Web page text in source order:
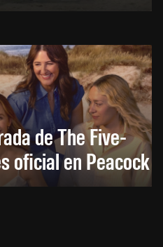
de The Five-
oficial en Peacock